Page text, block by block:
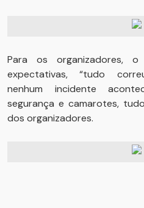
Para os organizadores,
expectativas, “tudo
nenhum incidente
segurança e camarotes,
dos organizadores.